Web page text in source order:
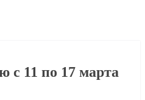
с 11 по 17 марта